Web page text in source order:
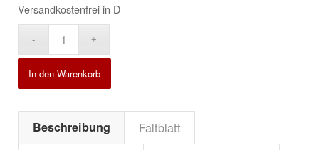
Versandkostenfrei in D
In den Warenkorb
Beschreibung
Faltblatt